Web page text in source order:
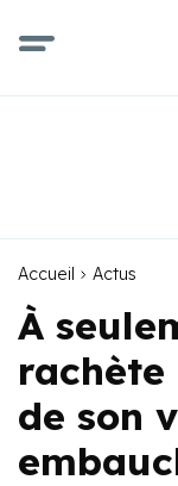
Accueil Actus
À
de son